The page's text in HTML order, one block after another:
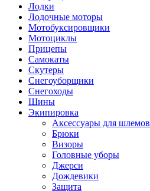
Лодки
Лодочные моторы
Мотобуксировщики
Мотоциклы
Прицепы
Самокаты
Скутеры
Снегоуборщики
Снегоходы
Шины
Экипировка
Аксессуары для шлемов
Брюки
Визоры
Головные уборы
Джерси
Дождевики
Защита